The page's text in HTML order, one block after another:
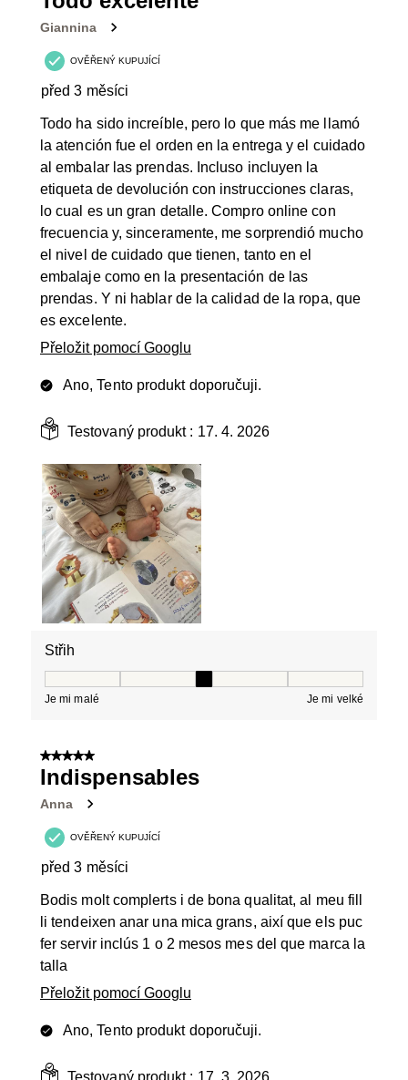
Recenzí.
Giannina
OVĚŘENÝ KUPUJÍCÍ
před 3 měsíci
Todo ha sido increíble, pero lo que más me llamó
la atención fue el orden en la entrega y el cuidado
al embalar las prendas. Incluso incluyen la
etiqueta de devolución con instrucciones claras,
lo cual es un gran detalle. Compro online con
frecuencia y, sinceramente, me sorprendió mucho
el nivel de cuidado que tienen, tanto en el
embalaje como en la presentación de las
prendas. Y ni hablar de la calidad de la ropa, que
es excelente.
Přeložit pomocí Googlu
Ano, Tento produkt doporučuji.
Testovaný produkt : 17. 4. 2026
Střih
Je mi malé Je mi velké
5 z 5 hvězdiček.
Indispensables
Anna
OVĚŘENÝ KUPUJÍCÍ
před 3 měsíci
Bodis molt complerts i de bona qualitat, al meu fill
li tendeixen anar una mica grans, així que els puc
fer servir inclús 1 o 2 mesos mes del que marca la
talla
Přeložit pomocí Googlu
Ano, Tento produkt doporučuji.